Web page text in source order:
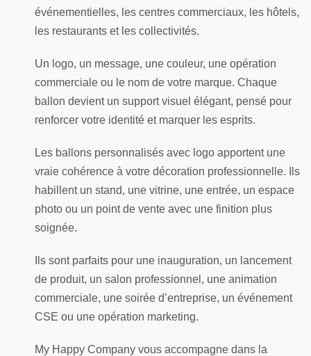
événementielles, les centres commerciaux, les hôtels,
les restaurants et les collectivités.
Un logo, un message, une couleur, une opération
commerciale ou le nom de votre marque. Chaque
ballon devient un support visuel élégant, pensé pour
renforcer votre identité et marquer les esprits.
Les ballons personnalisés avec logo apportent une
vraie cohérence à votre décoration professionnelle. Ils
habillent un stand, une vitrine, une entrée, un espace
photo ou un point de vente avec une finition plus
soignée.
Ils sont parfaits pour une inauguration, un lancement
de produit, un salon professionnel, une animation
commerciale, une soirée d’entreprise, un événement
CSE ou une opération marketing.
My Happy Company vous accompagne dans la